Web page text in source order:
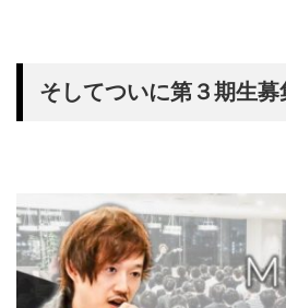
そしてついに第３期生募